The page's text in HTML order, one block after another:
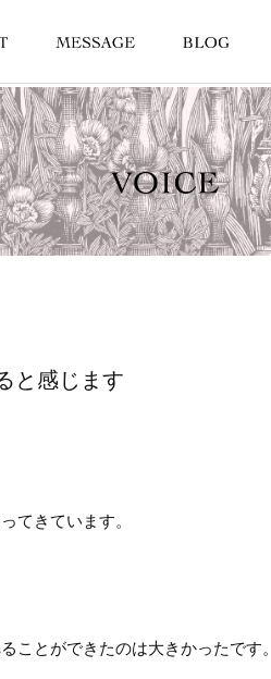
と感じます
てきています。
ことができたのは大きかったです。